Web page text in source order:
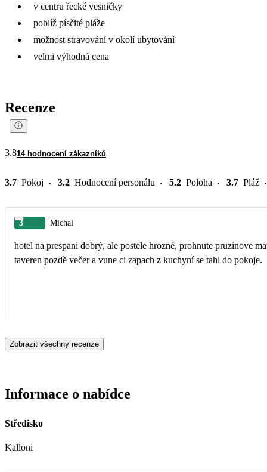
v centru řecké vesničky
poblíž písčité pláže
možnost stravování v okolí ubytování
velmi výhodná cena
Recenze
3.814 hodnocení zákazníků
3.7 Pokoj 3.2 Hodnocení personálu 5.2 Poloha 3.7 Pláž
3 Michal
hotel na prespani dobrý, ale postele hrozné, prohnute pruzinove
taveren pozdě večer a vune ci zapach z kuchyní se tahl do pokoje.
Zobrazit všechny recenze
Informace o nabídce
Středisko
Kalloni